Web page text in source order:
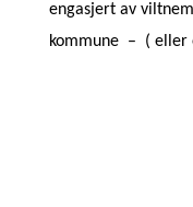
engasjert av
kommune – ( eller